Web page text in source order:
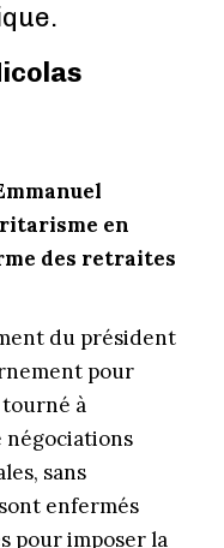
en
des retraites
du président
pour
à
négociations
sans
enfermés
pour imposer la